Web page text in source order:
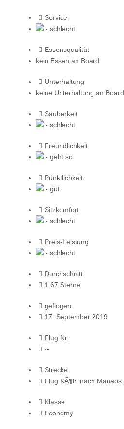
Service
- schlecht
Essensqualität
kein Essen an Board
Unterhaltung
keine Unterhaltung an Board
Sauberkeit
- schlecht
Freundlichkeit
- geht so
Pünktlichkeit
- gut
Sitzkomfort
- schlecht
Preis-Leistung
- schlecht
Durchschnitt
1.67 Sterne
geflogen
17. September 2019
Flug Nr.
--
Strecke
Flug KÃ¶ln nach Manaos
Klasse
Economy